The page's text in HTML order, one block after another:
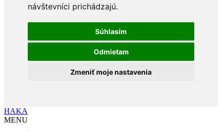
návštevníci prichádzajú.
Súhlasím
Odmietam
Zmeniť moje nastavenia
HAKA
MENU